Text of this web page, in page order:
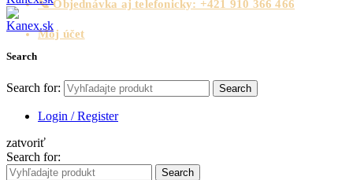
📞 Objednávka aj telefonicky: +421 910 366 466
Môj účet
Search
Search for: Search
Login / Register
zatvoriť
Search for:
Search